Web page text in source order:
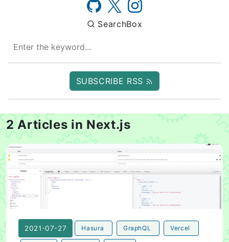
SearchBox
SUBSCRIBE RSS
2 Articles in Next.js
Hasura CloudのGraphQLが便利すぎた話
2021-07-27 Hasura GraphQL Vercel